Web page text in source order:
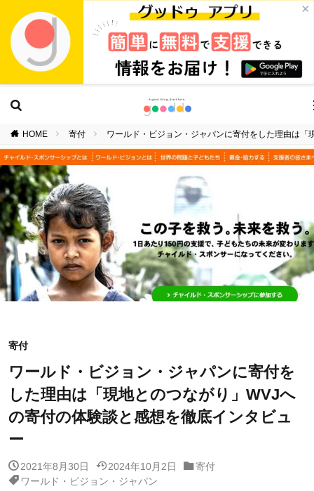
×
HOME 寄付 ワールド・ビジョン・ジャパンに寄付をした理由は
寄付
ワールド・ビジョン・ジャパンに寄付を
した理由は「現地とのつながり」WVJへ
の寄付の体験談と感想を徹底インタビュ
ー
2021年8月30日 2024年10月2日
寄付
ワールド・ビジョン・ジャパン